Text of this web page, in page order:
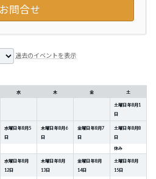
お問合せ
過去のイベントを表示
水 木 金 土
土曜日 年8月1
日
水曜日 年8月5
日
木曜日 年8月 6
日
金曜日 年8月7
日
土曜日 年8月8
日
休み
水曜日 年8月
12日
木曜日 年8月
13日
金曜日 年8月
14日
土曜日 年8月
15日